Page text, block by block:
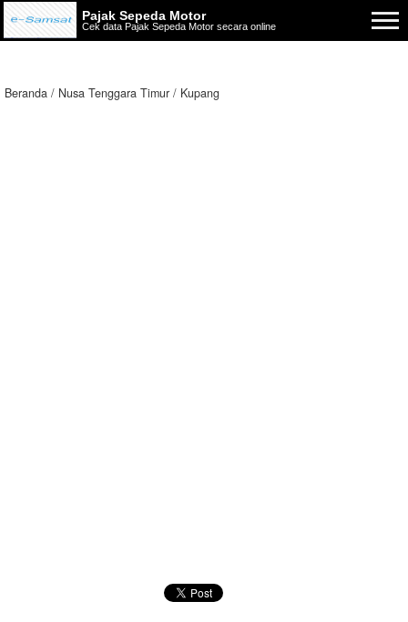
Pajak Sepeda Motor
Cek data Pajak Sepeda Motor secara online
Beranda Nusa Tenggara Timur Kupang